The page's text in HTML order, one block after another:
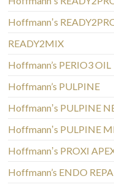
Hoffmannʼs
READY2MIX
Hoffmann’s PERIO3 OIL
Hoffmann’s PULPINE
Hoffmannʼs PULPINE
Hoffmannʼs PULPINE
Hoffmannʼs PROXI
Hoffmann’s ENDO